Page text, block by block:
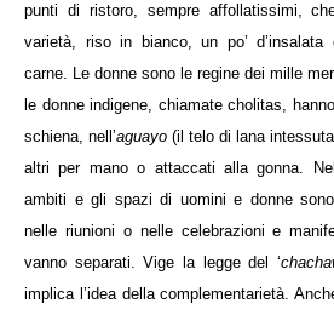
punti di ristoro, sempre affollatissimi,
varietà, riso in bianco, un po’ d’insalata
carne. Le donne sono le regine dei mille
le donne indigene, chiamate cholitas,
schiena, nell’aguayo (il telo di lana
altri per mano o attaccati alla gonna.
ambiti e gli spazi di uomini e donne
nelle riunioni o nelle celebrazioni e
vanno separati. Vige la legge del ‘
implica l’idea della complementarietà.